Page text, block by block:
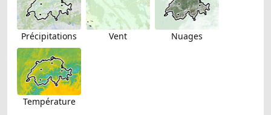
Précipitations Vent Nuages
Température